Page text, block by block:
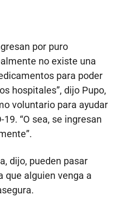
por puro
no existe una
para poder
hospitales”, dijo Pupo,
voluntario para ayudar
“O sea, se ingresan
dijo, pueden pasar
que alguien venga a